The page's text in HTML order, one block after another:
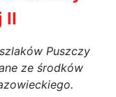
II
Puszczy
ze środków